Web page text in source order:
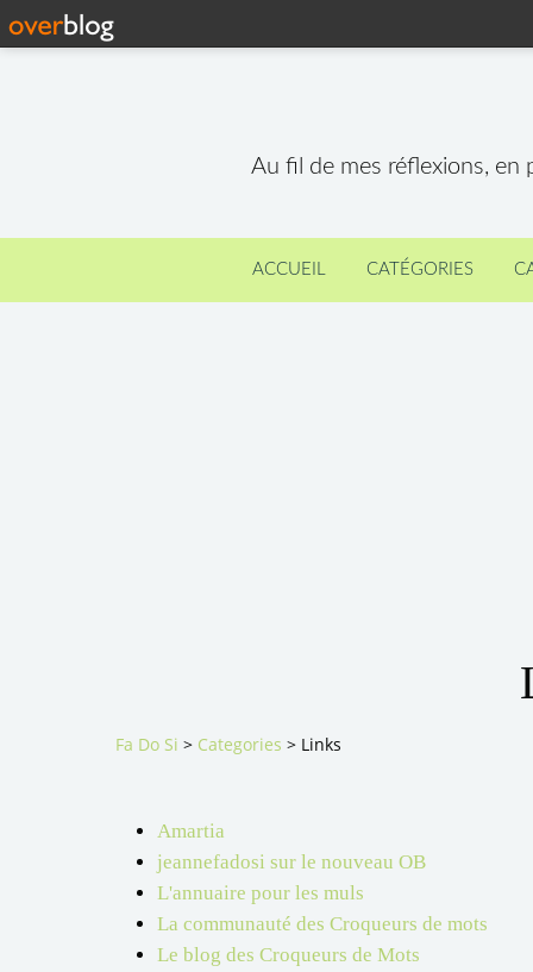
Au fil de mes réflexions,
ACCUEIL CATÉGORIES
Fa Do Si > Categories > Links
Amartia
jeannefadosi sur le nouveau OB
L'annuaire pour les muls
La communauté des Croqueurs de mots
Le blog des Croqueurs de Mots